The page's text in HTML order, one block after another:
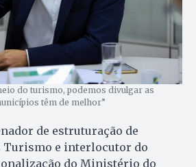
do turismo, podemos divulgar as
têm de melhor”
de estruturação de
Turismo e interlocutor do
do Ministério do